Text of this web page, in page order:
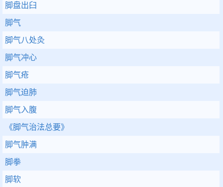
脚盘出臼
脚气
脚气八处灸
脚气冲心
脚气疮
脚气迫肺
脚气入腹
《脚气治法总要》
脚气肿满
脚拳
脚软